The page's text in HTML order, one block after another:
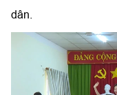
dân.